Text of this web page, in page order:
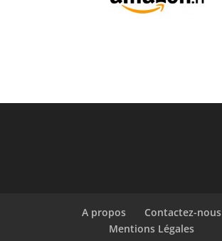
A propos
Contactez-nous
Mentions Légales